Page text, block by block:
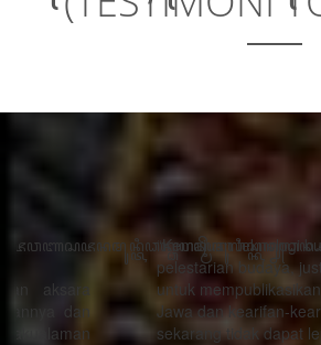
“Kemajuan teknologi bukanlah musuh
pelestarian budaya, justru menjadi
untuk mempublikasikan kekayaan
Jawa dan kearifan-kearifan lokal
sekarang tidak dapat lepas dari